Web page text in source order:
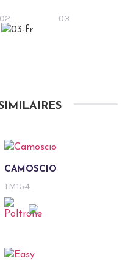
02 03
CAMOSCIO
TM154